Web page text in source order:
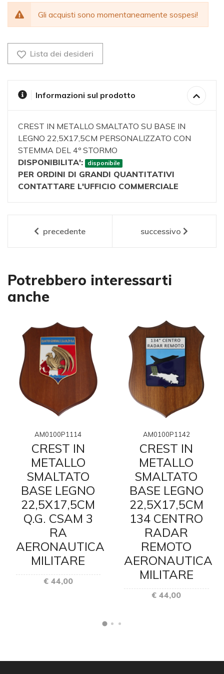
Gli acquisti sono momentaneamente sospesi!
Lista dei desideri
Informazioni sul prodotto
CREST IN METALLO SMALTATO SU BASE IN
LEGNO 22,5X17,5CM PERSONALIZZATO CON
STEMMA DEL 4º STORMO
DISPONIBILITA':
disponibile
PER ORDINI DI GRANDI QUANTITATIVI
CONTATTARE L'UFFICIO COMMERCIALE
precedente successivo
Potrebbero interessarti
anche
AM0100P1114
CREST IN
METALLO
SMALTATO
BASE LEGNO
22,5X17,5CM
Q.G. CSAM 3
RA
AERONAUTICA
MILITARE
€ 44,00
AM0100P1142
CREST IN
METALLO
SMALTATO
BASE LEGNO
22,5X17,5CM
134 CENTRO
RADAR
REMOTO
AERONAUTICA
MILITARE
€ 44,00